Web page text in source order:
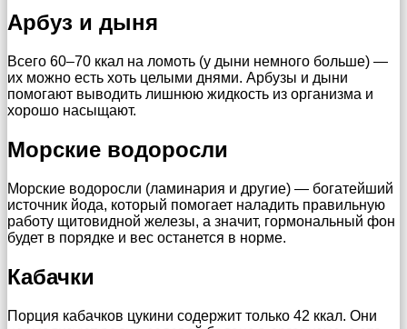
Арбуз и дыня
Всего 60–70 ккал на ломоть (у дыни немного больше) —
их можно есть хоть целыми днями. Арбузы и дыни
помогают выводить лишнюю жидкость из организма и
хорошо насыщают.
Морские водоросли
Морские водоросли (ламинария и другие) — богатейший
источник йода, который помогает наладить правильную
работу щитовидной железы, а значит, гормональный фон
будет в порядке и вес останется в норме.
Кабачки
Порция кабачков цукини содержит только 42 ккал. Они